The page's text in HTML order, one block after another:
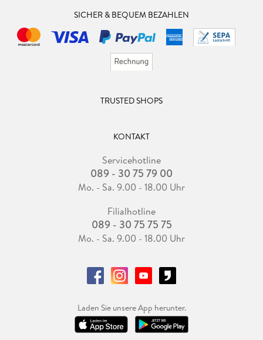
SICHER & BEQUEM BEZAHLEN
TRUSTED SHOPS
KONTAKT
Servicehotline
089 - 30 75 79 00
Mo. - Sa. 9.00 - 18.00 Uhr
Filialhotline
089 - 30 75 75 75
Mo. - Sa. 9.00 - 18.00 Uhr
Laden Sie unsere App herunter.